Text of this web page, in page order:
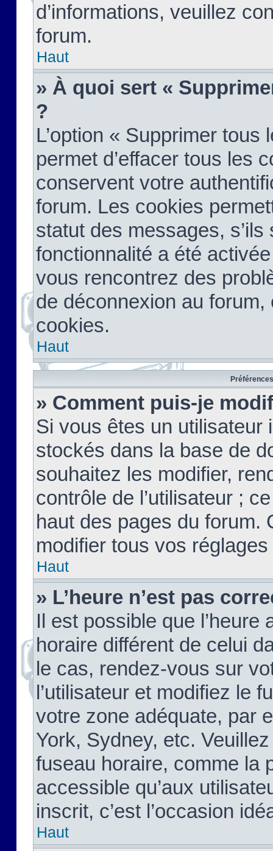
d’informations, veuillez
forum.
Haut
» À quoi sert «
?
L’option « Supprimer
permet d’effacer tous les
conservent votre
forum. Les cookies
statut des messages,
fonctionnalité a été
vous rencontrez des
de déconnexion au
cookies.
Haut
» Comment puis-je
Si vous êtes un
stockés dans la base de
souhaitez les modifier,
contrôle de l’utilisateur ;
haut des pages du forum.
modifier tous vos
Haut
» L’heure n’est pas
Il est possible que
horaire différent de celui
le cas, rendez-vous sur
l’utilisateur et modifiez le
votre zone adéquate, par
York, Sydney, etc.
fuseau horaire, comme la
accessible qu’aux
inscrit, c’est l’occasion
Haut